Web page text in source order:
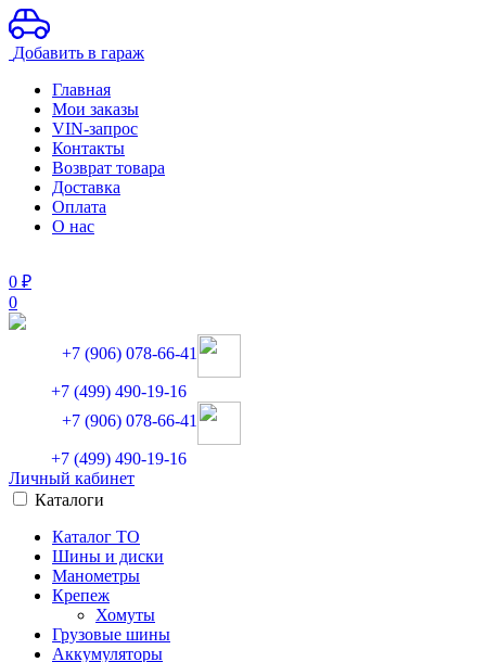
Добавить в гараж
Главная
Мои заказы
VIN-запрос
Контакты
Возврат товара
Доставка
Оплата
О нас
0 ₽
0
+7 (906) 078-66-41
+7 (499) 490-19-16
+7 (906) 078-66-41
+7 (499) 490-19-16
Личный кабинет
Каталоги
Каталог ТО
Шины и диски
Манометры
Крепеж
Хомуты
Грузовые шины
Аккумуляторы